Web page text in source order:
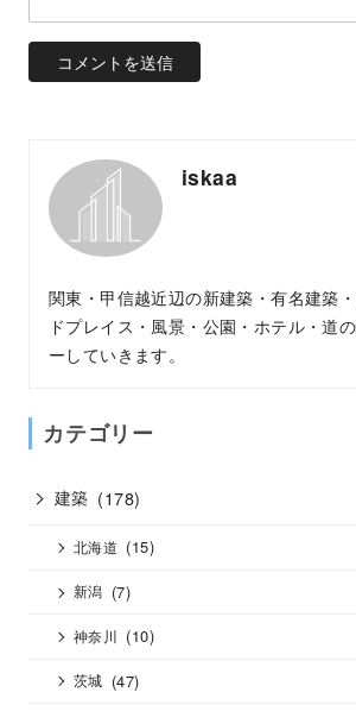
iskaa
関東・甲信越近辺の新建築・有名建築
ドプレイス・風景・公園・ホテル・道
ーしていきます。
カテゴリー
建築 (178)
北海道 (15)
新潟 (7)
神奈川 (10)
茨城 (47)